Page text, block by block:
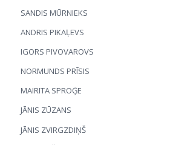
SANDIS MŪRNIEKS
ANDRIS PIKAĻEVS
IGORS PIVOVAROVS
NORMUNDS PRĪSIS
MAIRITA SPROĢE
JĀNIS ZŪZANS
JĀNIS ZVIRGZDIŅŠ